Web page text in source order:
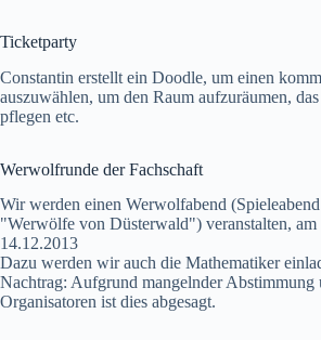
Ticketparty
Constantin erstellt ein Doodle, um einen
auszuwählen, um den Raum aufzuräumen,
pflegen etc.
Werwolfrunde der Fachschaft
Wir werden einen Werwolfabend
"Werwölfe von Düsterwald") veranstalten, am
14.12.2013
Dazu werden wir auch die Mathematiker
Nachtrag: Aufgrund mangelnder Abstimmung
Organisatoren ist dies abgesagt.